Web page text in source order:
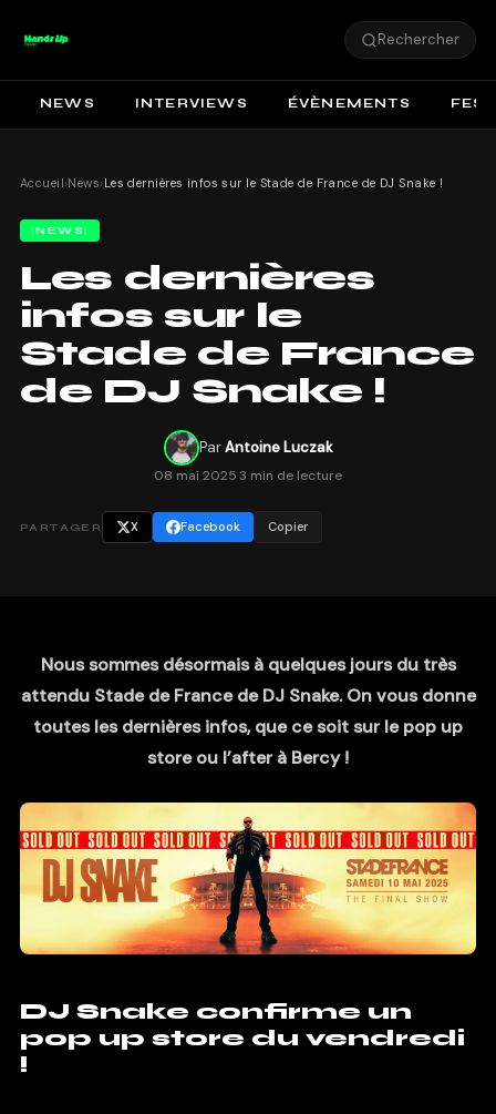
Rechercher
NEWS INTERVIEWS ÉVÈNEMENTS
Accueil›News› Les dernières infos sur le Stade de France de DJ Snake !
NEWS
Les dernières
infos sur le
Stade de France
de DJ Snake !
ParAntoine Luczak
08 mai 20253 min de lecture
PARTAGER X Facebook Copier
Nous sommes désormais à quelques jours du très
attendu Stade de France de DJ Snake. On vous donne
toutes les dernières infos, que ce soit sur le pop up
store ou l’after à Bercy !
DJ Snake confirme un
pop up store du vendredi
!